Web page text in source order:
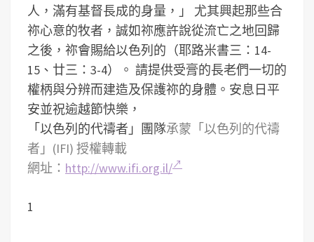
人，滿有基督長成的身量，」
尤其興起那些合
祢心意的牧者，誠如祢應許說從流亡之地回歸
之後，祢會賜給以色列的（耶路米書三：14-
15、廿三：3-4）。 請提供受膏的長老們一切的
權柄與分辨而建造及保護祢的身體。 安息日平
安並祝逾越節快樂，
「以色列的代禱者」團隊承蒙「以色列的代禱
者」(IFI) 授權轉載
網址： http://www.ifi.org.il/
1